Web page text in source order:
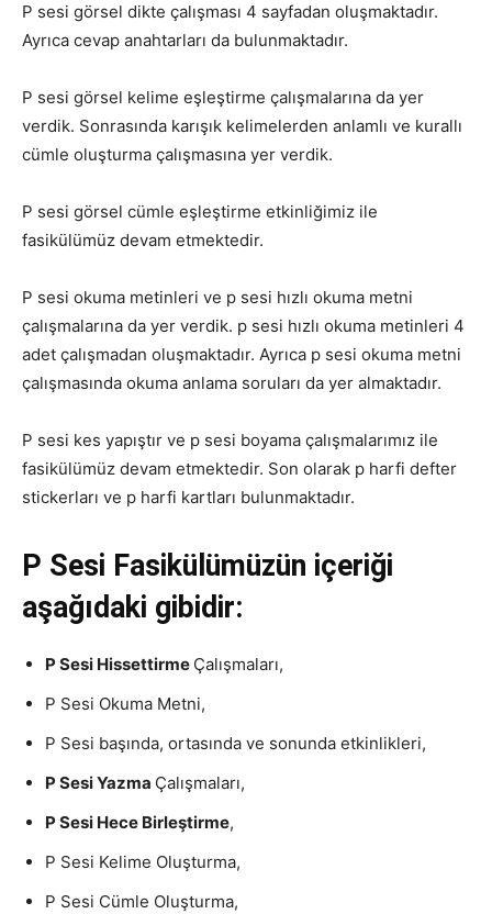
P sesi görsel dikte çalışması 4 sayfadan oluşmaktadır.
Ayrıca cevap anahtarları da bulunmaktadır.
P sesi görsel kelime eşleştirme çalışmalarına da yer
verdik. Sonrasında karışık kelimelerden anlamlı ve kurallı
cümle oluşturma çalışmasına yer verdik.
P sesi görsel cümle eşleştirme etkinliğimiz ile
fasikülümüz devam etmektedir.
P sesi okuma metinleri ve p sesi hızlı okuma metni
çalışmalarına da yer verdik. p sesi hızlı okuma metinleri 4
adet çalışmadan oluşmaktadır. Ayrıca p sesi okuma metni
çalışmasında okuma anlama soruları da yer almaktadır.
P sesi kes yapıştır ve p sesi boyama çalışmalarımız ile
fasikülümüz devam etmektedir. Son olarak p harfi defter
stickerları ve p harfi kartları bulunmaktadır.
P Sesi Fasikülümüzün içeriği
aşağıdaki gibidir:
P Sesi Hissettirme Çalışmaları,
P Sesi Okuma Metni,
P Sesi başında, ortasında ve sonunda etkinlikleri,
P Sesi Yazma Çalışmaları,
P Sesi Hece Birleştirme,
P Sesi Kelime Oluşturma,
P Sesi Cümle Oluşturma,